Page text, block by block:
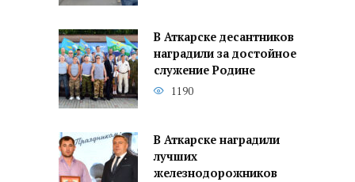
В Аткарске десантников
наградили за достойное
служение Родине
1190
В Аткарске наградили
лучших
железнодорожников